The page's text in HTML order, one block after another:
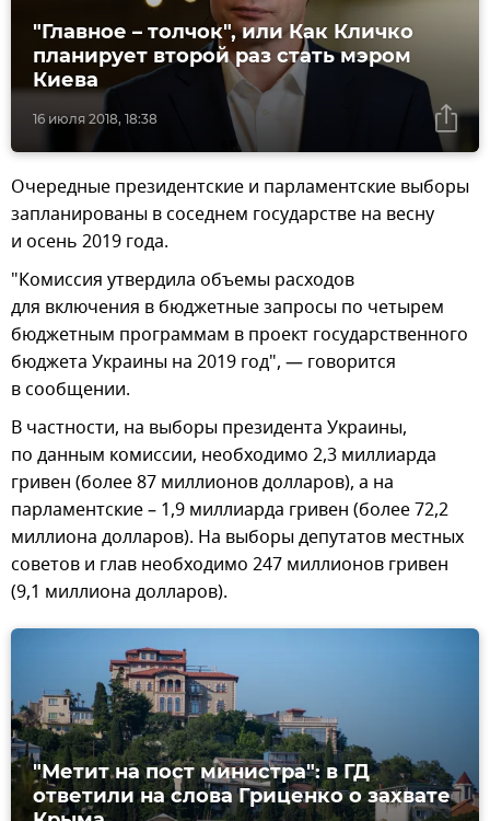
16 июля 2018, 18:38
"Главное – толчок", или Как Кличко
планирует второй раз стать мэром
Киева
Очередные президентские и парламентские выборы
запланированы в соседнем государстве на весну
и осень 2019 года.
"Комиссия утвердила объемы расходов
для включения в бюджетные запросы по четырем
бюджетным программам в проект государственного
бюджета Украины на 2019 год", — говорится
в сообщении.
В частности, на выборы президента Украины,
по данным комиссии, необходимо 2,3 миллиарда
гривен (более 87 миллионов долларов), а на
парламентские – 1,9 миллиарда гривен (более 72,2
миллиона долларов). На выборы депутатов местных
советов и глав необходимо 247 миллионов гривен
(9,1 миллиона долларов).
"Метит на пост министра": в ГД
ответили на слова Гриценко о захвате